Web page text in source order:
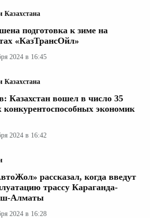
Казахстана
подготовка к зиме на
«КазТрансОйл»
2024 в 16:45
Казахстана
Казахстан вошел в число 35
экономик
2024 в 16:42
рассказал, когда введут
трассу Караганда-
Алматы
2024 в 16:28